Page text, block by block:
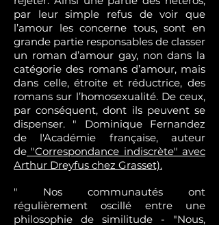
par leur simple refus de voir que
l’amour les concerne tous, sont en
grande partie responsables de classer
un roman d’amour gay, non dans la
catégorie des romans d’amour, mais
dans celle, étroite et réductrice, des
romans sur l’homosexualité. De ceux,
par conséquent, dont ils peuvent se
dispenser. " Dominique Fernandez
de l'Académie française, auteur
de "Correspondance indiscrète" avec
Arthur Dreyfus chez Grasset).
" Nos communautés ont
régulièrement oscillé entre une
philosophie de similitude - "Nous,